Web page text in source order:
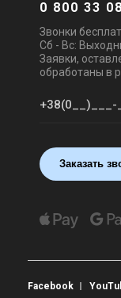
0 800 33
Звонки
Сб - Вс:
Заявки,
обработаны в
Заказать
Facebook